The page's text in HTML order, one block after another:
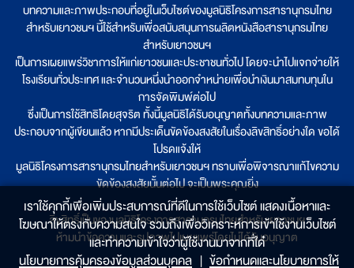
บทความและภาพประกอบที่อยู่ในเว็บไซต์ของมูลนิธิโครงการสารานุกรมไทย
สำหรับเยาวชนฯ นี้ใช้สำหรับเพื่อสนับสนุนการผลิตหนังสือสารานุกรมไทย
สำหรับเยาวชนฯ
เป็นการเผยแพร่วิชาการให้แก่เยาวชนและประชาชนทั่วไป โดยจะนำไปแจกจ่ายให้
โรงเรียนทั่วประเทศ และจำนวนหนึ่งนำออกจำหน่ายเพื่อนำเงินมาสมทบทุนใน
การจัดพิมพ์ต่อไป
ซึ่งเป็นการใช้สิทธิโดยสุจริต ทั้งนี้มูลนิธิได้รับอนุญาตทั้งบทความและภาพ
ประกอบจากผู้เขียนแล้ว หากมีประเด็นขัดข้องสงสัยในเรื่องลิขสิทธิ์อย่างใด ขอได้
โปรดแจ้งให้
มูลนิธิโครงการสารานุกรมไทยสำหรับเยาวชนฯ ทราบเพื่อพิจารณาแก้ไขความ
ขัดข้องสงสัยนั้นต่อไป จะเป็นพระคุณยิ่ง
ลิขสิทธิ์เป็นของมูลนิธิโครงการสารานุกรมไทยสำหรับเยาวชนฯ
ห้ามนำข้อความและรูปภาพไปเผยแพร่โดยไม่ได้รับอนุญาต
เราใช้คุกกี้เพื่อเพิ่มประสบการณ์ที่ดีในการใช้เว็บไซต์ แสดงเนื้อหาและ
โฆษณาให้ตรงกับความสนใจ รวมถึงเพื่อวิเคราะห์การเข้าใช้งานเว็บไซต์
และทำความเข้าใจว่าผู้ใช้งานมาจากที่ใด๋
นโยบายการคุ้มครองข้อมูลส่วนบุคคล | ข้อกำหนดและนโยบายการให้